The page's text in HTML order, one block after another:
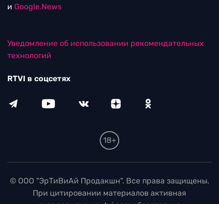
и Google.News
Уведомление об использовании рекомендательных
технологий
RTVI в соцсетях
18+
© ООО "ЭрТиВиАй Продакшн". Все права защищены.
При цитировании материалов активная